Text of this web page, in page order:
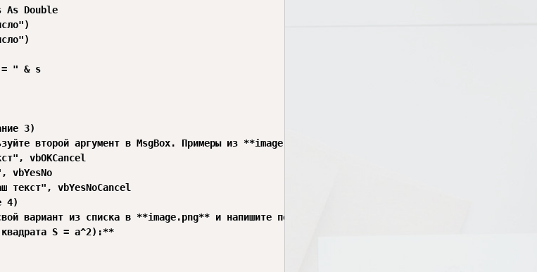
As Double
" & s
3)
второй аргумент в MsgBox. Примеры из **image.png**:
vbOKCancel
vbYesNo
vbYesNoCancel
4)
вариант из списка в **image.png** и напишите похожий код.
квадрата S = a^2):**